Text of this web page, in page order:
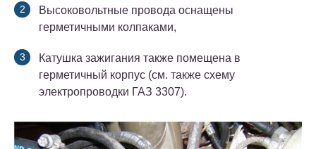
Высоковольтные провода оснащены
герметичными колпаками,
Катушка зажигания также помещена в
герметичный корпус (см. также схему
электропроводки ГАЗ 3307).